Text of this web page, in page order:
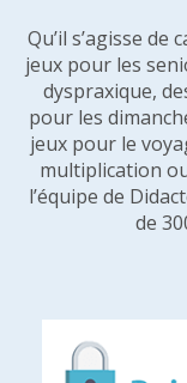
Qu’il s’agisse de
jeux pour les
dyspraxique,
pour les
jeux pour le
multiplication
l’équipe de
de